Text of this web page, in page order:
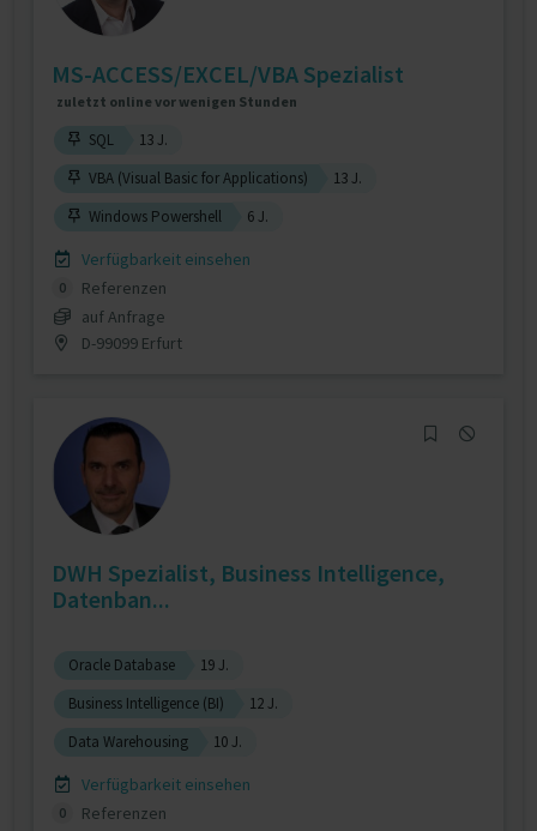
MS-ACCESS/EXCEL/VBA Spezialist
zuletzt online vor wenigen Stunden
SQL
13 J.
VBA (Visual Basic for Applications)
13 J.
Windows Powershell
6 J.
Verfügbarkeit einsehen
0
Referenzen
auf Anfrage
D-99099 Erfurt
DWH Spezialist, Business Intelligence,
Datenban...
Oracle Database
19 J.
Business Intelligence (BI)
12 J.
Data Warehousing
10 J.
Verfügbarkeit einsehen
0
Referenzen